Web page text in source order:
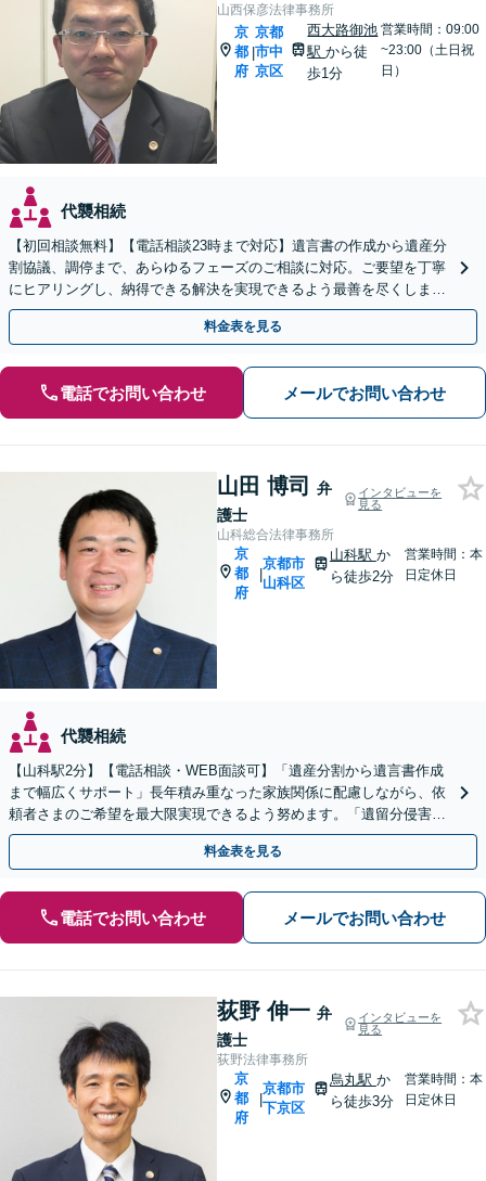
山西保彦法律事務所
京
都
府
|
京都
市中
京区
西大路御池
駅から徒
歩1分
営業時間：09:00
~23:00（土日祝
日）
代襲相続
【初回相談無料】【電話相談23時まで対応】遺言書の作成から遺産分
割協議、調停まで、あらゆるフェーズのご相談に対応。ご要望を丁寧
にヒアリングし、納得できる解決を実現できるよう最善を尽くします
【夜間・休日対応可】【西大路御池駅徒歩1分】
料金表を見る
電話でお問い合わせ メールでお問い合わせ
山田 博司
弁
護士
インタビューを
見る
山科総合法律事務所
京
都
府
|
京都市
山科区
山科駅 か
ら徒歩2分
営業時間：本
日定休日
代襲相続
【山科駅2分】【電話相談・WEB面談可】「遺産分割から遺言書作成
まで幅広くサポート」長年積み重なった家族関係に配慮しながら、依
頼者さまのご希望を最大限実現できるよう努めます。「遺留分侵害額
請求／相続放棄／不動産・株式の相続／年金分割ほか」
料金表を見る
電話でお問い合わせ メールでお問い合わせ
荻野 伸一 弁
護士
インタビューを
見る
荻野法律事務所
京
都
府
|
京都市
下京区
烏丸駅 か
ら徒歩3分
営業時間：本
日定休日